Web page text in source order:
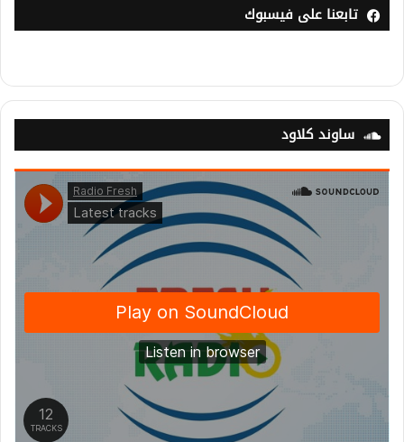
تابعنا على فيسبوك
ساوند كلاود